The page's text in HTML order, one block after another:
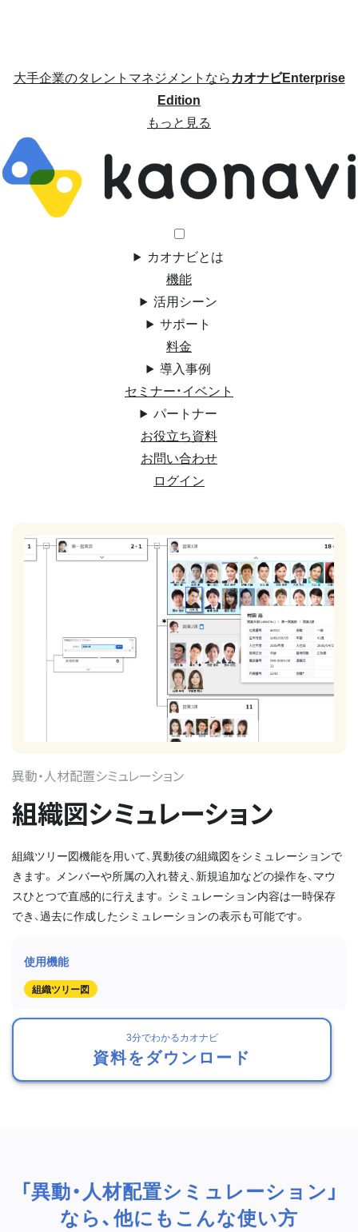
大手企業のタレントマネジメントならカオナビEnterprise
Edition
もっと見る
カオナビとは
機能
活用シーン
サポート
料金
導入事例
セミナー・イベント
パートナー
お役立ち資料
お問い合わせ
ログイン
異動・人材配置シミュレーション
組織図シミュレーション
組織ツリー図機能を用いて、異動後の組織図をシミュレーションで
きます。 メンバーや所属の入れ替え、新規追加などの操作を、マウ
スひとつで直感的に行えます。 シミュレーション内容は一時保存
でき、過去に作成したシミュレーションの表示も可能です。
組織ツリー図
3分でわかるカオナビ
資料をダウンロード
「異動・人材配置シミュレーション」
なら、他にもこんな使い方